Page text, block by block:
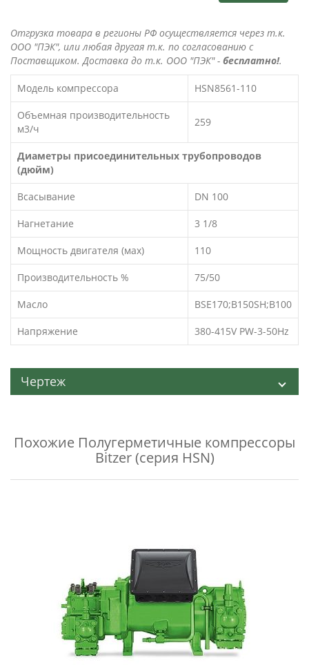
Отгрузка товара в регионы РФ осуществляется через т.к.
ООО "ПЭК", или любая другая т.к. по согласованию с
Поставщиком. Доставка до т.к. ООО "ПЭК" - бесплатно!.
Модель компрессора HSN8561-110
Объемная производительность
м3/ч
259
Диаметры присоединительных трубопроводов
(дюйм)
Всасывание DN 100
Нагнетание 3 1/8
Мощность двигателя (мах) 110
Производительность % 75/50
Масло BSE170;B150SH;B100
Напряжение 380-415V PW-3-50Hz
Чертеж
Похожие Полугерметичные компрессоры
Bitzer (серия HSN)